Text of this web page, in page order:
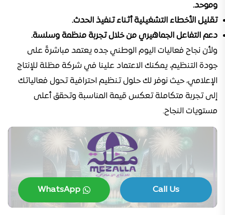
وموحد.
تقليل الأخطاء التشغيلية أثناء تنفيذ الحدث.
دعم التفاعل الجماهيري من خلال تجربة منظمة وسلسة.
ولأن نجاح فعاليات اليوم الوطني جده يعتمد مباشرةً على
جودة التنظيم، يمكنك الاعتماد علينا في شركة مظلة للإنتاج
الإعلامي، حيث نوفر لك حلول تنظيم احترافية تحول فعالياتك
إلى تجربة متكاملة تعكس قيمة المناسبة وتحقق أعلى
مستويات النجاح.
Call Us
WhatsApp